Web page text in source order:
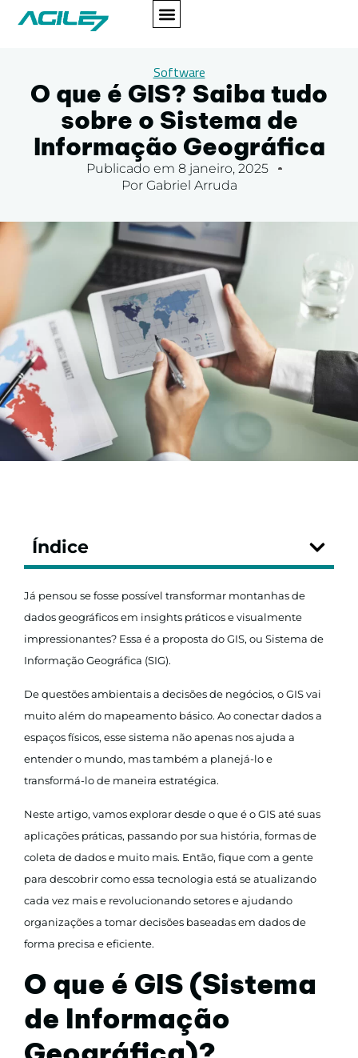
Software
O que é GIS? Saiba tudo
sobre o Sistema de
Informação Geográfica
Publicado em 8 janeiro, 2025
PorGabriel Arruda
Índice
Já pensou se fosse possível transformar montanhas de
dados geográficos em insights práticos e visualmente
impressionantes? Essa é a proposta do GIS, ou Sistema de
Informação Geográfica (SIG).
De questões ambientais a decisões de negócios, o GIS vai
muito além do mapeamento básico. Ao conectar dados a
espaços físicos, esse sistema não apenas nos ajuda a
entender o mundo, mas também a planejá-lo e
transformá-lo de maneira estratégica.
Neste artigo, vamos explorar desde o que é o GIS até suas
aplicações práticas, passando por sua história, formas de
coleta de dados e muito mais. Então, fique com a gente
para descobrir como essa tecnologia está se atualizando
cada vez mais e revolucionando setores e ajudando
organizações a tomar decisões baseadas em dados de
forma precisa e eficiente.
O que é GIS (Sistema
de Informação